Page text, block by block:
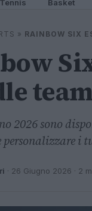
Tennis Basket
» RAINBOW SIX
2026 sono
personalizzare i
· 26 Giugno 2026 · 2